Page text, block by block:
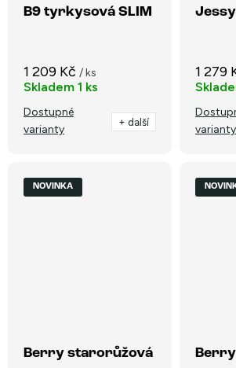
B9 tyrkysová SLIM
1 209 Kč / ks
Skladem 1 ks
Dostupné
varianty
+ další
1 279
varianty
NOVINKA
Berry starorůžová